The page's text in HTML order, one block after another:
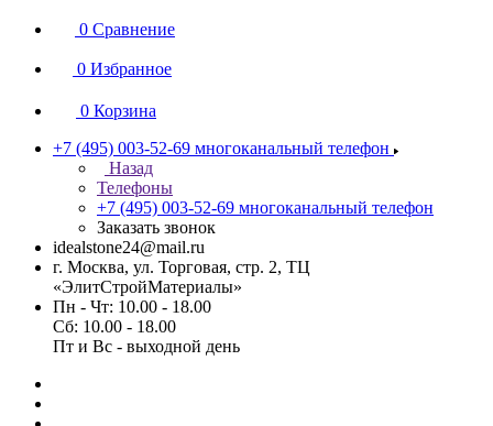
0 Сравнение
0 Избранное
0 Корзина
+7 (495) 003-52-69 многоканальный телефон
Назад
Телефоны
+7 (495) 003-52-69 многоканальный телефон
Заказать звонок
idealstone24@mail.ru
г. Москва, ул. Торговая, стр. 2, ТЦ
«ЭлитСтройМатериалы»
Пн - Чт: 10.00 - 18.00
Сб: 10.00 - 18.00
Пт и Вс - выходной день